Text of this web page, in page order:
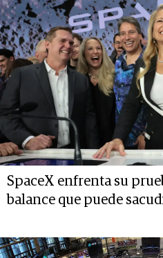
SpaceX enfrenta su
balance que puede